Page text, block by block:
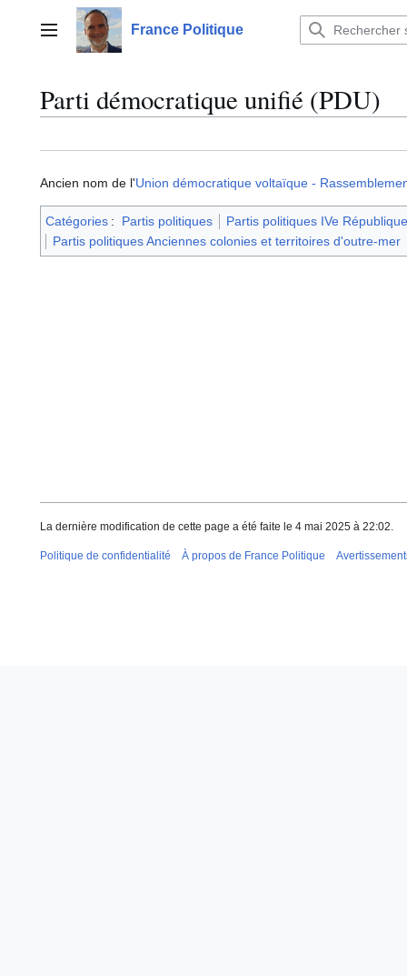
contenuMenu principalFrance Politique
Parti démocratique unifié (PDU)
Ancien nom de l'Union démocratique voltaïque -
Catégories : Partis politiques
Partis politiques IVe République
Partis politiques Anciennes colonies et territoires d'outre-mer
La dernière modification de cette page a été faite le 4 mai 2025 à 22:02.
Politique de confidentialité À propos de France Politique